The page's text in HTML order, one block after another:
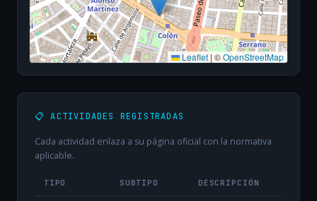
Leaflet|©OpenStreetMap
📋 ACTIVIDADES REGISTRADAS
Cada actividad enlaza a su página oficial con la normativa
aplicable.
TIPO SUBTIPO DESCRIPCIÓN